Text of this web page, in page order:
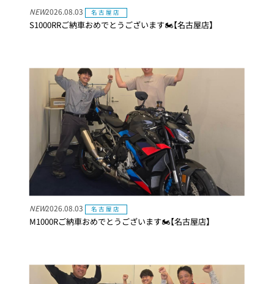
S1000RRご納車おめでとうございます🏍【名古屋店】
NEW2026.08.03 名古屋店
M1000Rご納車おめでとうございます🏍【名古屋店】
NEW2026.08.03 名古屋店